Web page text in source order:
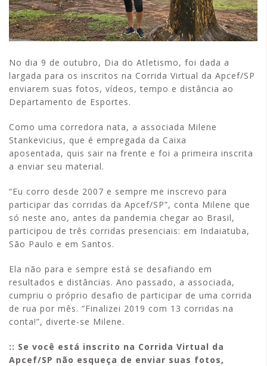
No dia 9 de outubro, Dia do Atletismo, foi dada a
largada para os inscritos na Corrida Virtual da Apcef/SP
enviarem suas fotos, vídeos, tempo e distância ao
Departamento de Esportes.
Como uma corredora nata, a associada Milene
Stankevicius, que é empregada da Caixa
aposentada, quis sair na frente e foi a primeira inscrita
a enviar seu material.
“Eu corro desde 2007 e sempre me inscrevo para
participar das corridas da Apcef/SP”, conta Milene que
só neste ano, antes da pandemia chegar ao Brasil,
participou de três corridas presenciais: em Indaiatuba,
São Paulo e em Santos.
Ela não para e sempre está se desafiando em
resultados e distâncias. Ano passado, a associada,
cumpriu o próprio desafio de participar de uma corrida
de rua por mês. “Finalizei 2019 com 13 corridas na
conta!”, diverte-se Milene.
:: Se você está inscrito na Corrida Virtual da
Apcef/SP não esqueça de enviar suas fotos,